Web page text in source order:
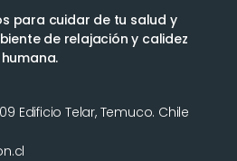
para cuidar de tu salud y
de relajación y calidez
humana.
Edificio Telar, Temuco. Chile